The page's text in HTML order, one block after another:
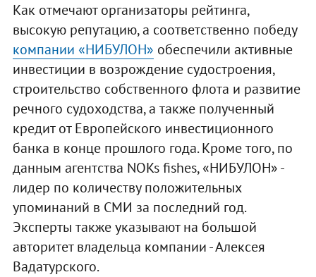
Как отмечают организаторы рейтинга,
высокую репутацию, а соответственно победу
компании «НИБУЛОН» обеспечили активные
инвестиции в возрождение судостроения,
строительство собственного флота и развитие
речного судоходства, а также полученный
кредит от Европейского инвестиционного
банка в конце прошлого года. Кроме того, по
данным агентства NOKs fishes, «НИБУЛОН» -
лидер по количеству положительных
упоминаний в СМИ за последний год.
Эксперты также указывают на большой
авторитет владельца компании - Алексея
Вадатурского.